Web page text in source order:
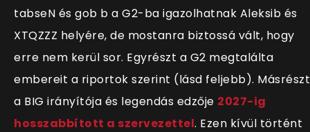
tabseN és gob b a G2-ba igazolhatnak Aleksib és
XTQZZZ helyére, de mostanra biztossá vált, hogy
erre nem kerül sor. Egyrészt a G2 megtalálta
embereit a riportok szerint (lásd feljebb). Másrészt
a BIG irányítója és legendás edzője 2027-ig
hosszabbított a szervezettel. Ezen kívül történt